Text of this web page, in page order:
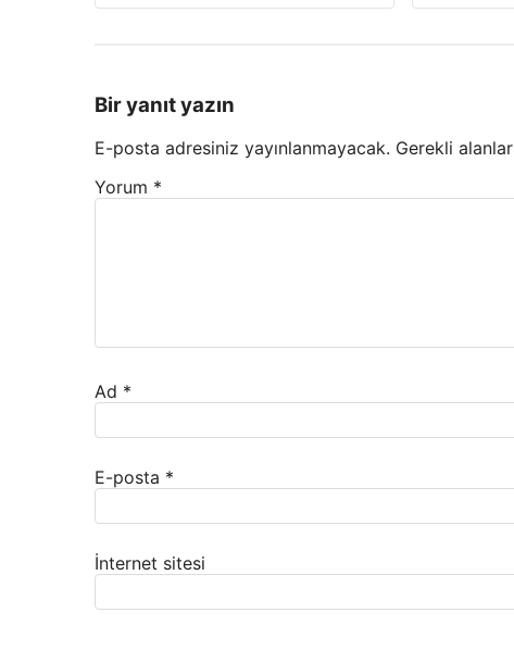
Bir yanıt yazın
E-posta adresiniz yayınlanmayacak. Gerekli alanlar
Yorum *
Ad *
E-posta *
İnternet sitesi